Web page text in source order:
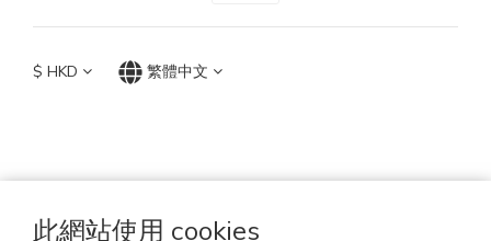
此網站使用 cookies
$ HKD 繁體中文
TOP ACCESSORIES GROUP